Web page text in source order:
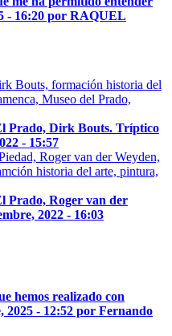
- 16:20 por RAQUEL
Prado, Dirk Bouts. Tríptico
- 15:57
Prado, Roger van der
2022 - 16:03
hemos realizado con
2025 - 12:52 por Fernando